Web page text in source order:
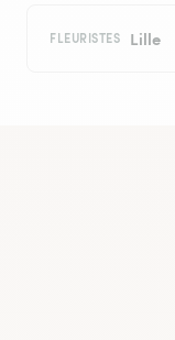
FLEURISTES Lille